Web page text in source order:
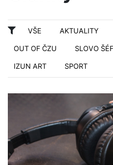
VŠE AKTUALITY
OUT OF ČZU SLOVO
IZUN ART SPORT